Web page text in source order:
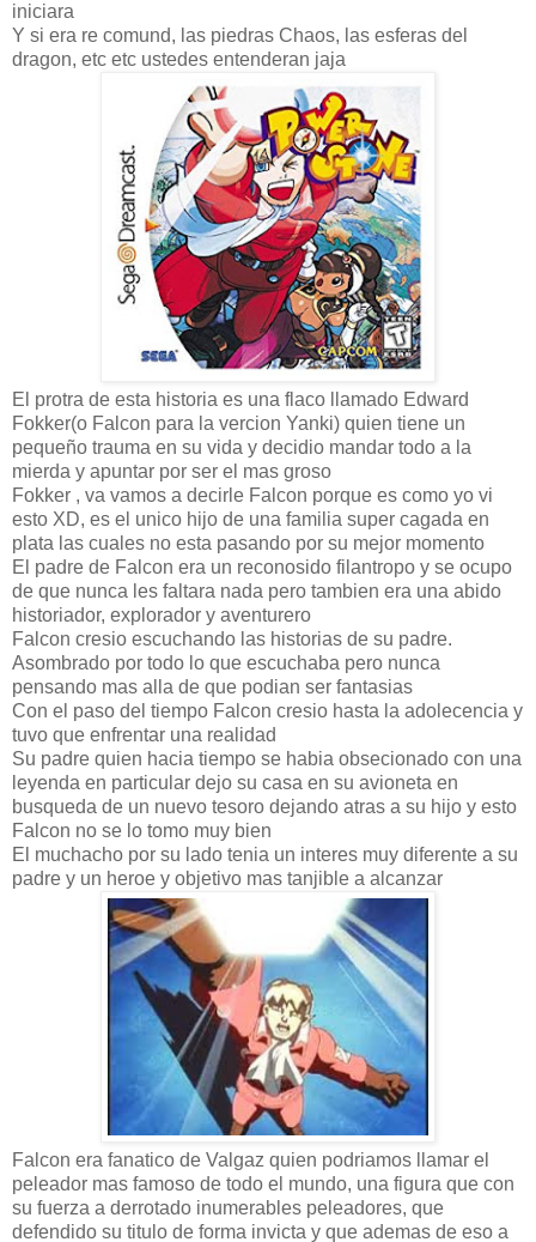
iniciara
Y si era re comund, las piedras Chaos, las esferas del
dragon, etc etc ustedes entenderan jaja
El protra de esta historia es una flaco llamado Edward
Fokker(o Falcon para la vercion Yanki) quien tiene un
pequeño trauma en su vida y decidio mandar todo a la
mierda y apuntar por ser el mas groso
Fokker , va vamos a decirle Falcon porque es como yo vi
esto XD, es el unico hijo de una familia super cagada en
plata las cuales no esta pasando por su mejor momento
El padre de Falcon era un reconosido filantropo y se ocupo
de que nunca les faltara nada pero tambien era una abido
historiador, explorador y aventurero
Falcon cresio escuchando las historias de su padre.
Asombrado por todo lo que escuchaba pero nunca
pensando mas alla de que podian ser fantasias
Con el paso del tiempo Falcon cresio hasta la adolecencia y
tuvo que enfrentar una realidad
Su padre quien hacia tiempo se habia obsecionado con una
leyenda en particular dejo su casa en su avioneta en
busqueda de un nuevo tesoro dejando atras a su hijo y esto
Falcon no se lo tomo muy bien
El muchacho por su lado tenia un interes muy diferente a su
padre y un heroe y objetivo mas tanjible a alcanzar
Falcon era fanatico de Valgaz quien podriamos llamar el
peleador mas famoso de todo el mundo, una figura que con
su fuerza a derrotado inumerables peleadores, que
defendido su titulo de forma invicta y que ademas de eso a